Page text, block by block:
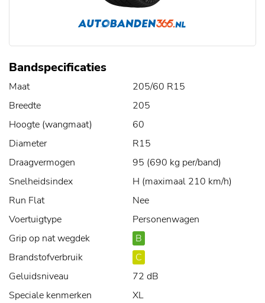
Bandspecificaties
Maat
205/60 R15
Breedte
205
Hoogte (wangmaat)
60
Diameter
R15
Draagvermogen
95 (690 kg per/band)
Snelheidsindex
H (maximaal 210 km/h)
Run Flat
Nee
Voertuigtype
Personenwagen
Grip op nat wegdek
B
Brandstofverbruik
C
Geluidsniveau
72 dB
Speciale kenmerken
XL